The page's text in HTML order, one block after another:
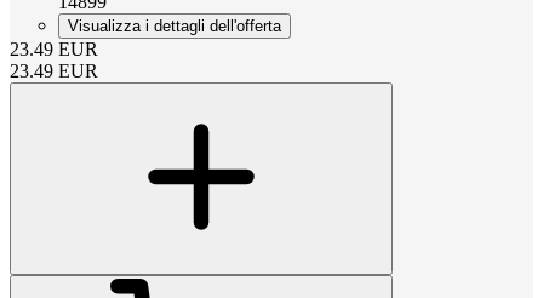
Visualizza i dettagli dell'offerta
23.49 EUR
23.49 EUR